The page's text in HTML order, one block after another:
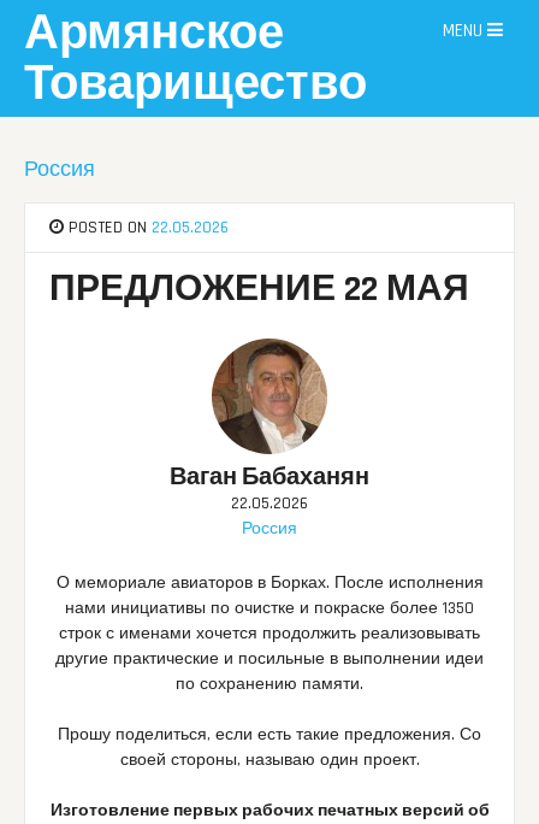
content
Армянское
Товарищество
MENU
Россия
POSTED ON 22.05.2026
ПРЕДЛОЖЕНИЕ 22 МАЯ
Ваган Бабаханян
22.05.2026
Россия
О мемориале авиаторов в Борках. После исполнения
нами инициативы по очистке и покраске более 1350
строк с именами хочется продолжить реализовывать
другие практические и посильные в выполнении идеи
по сохранению памяти.
Прошу поделиться, если есть такие предложения. Со
своей стороны, называю один проект.
Изготовление первых рабочих печатных версий об